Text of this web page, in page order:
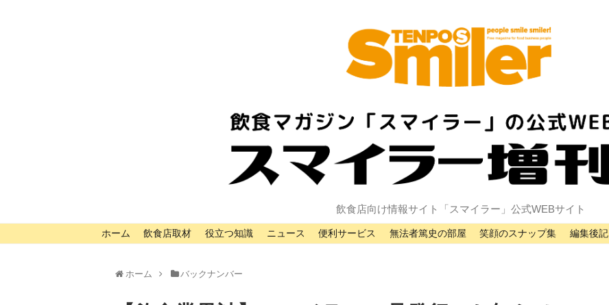
飲食店向け情報サイト「スマイラー」公式WEBサイト
ホーム 飲食店取材 役立つ知識 ニュース 便利サービス 無法者篤史の部屋 笑顔のスナップ集 編集後記
ホーム バックナンバー